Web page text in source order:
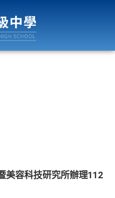
美容科技研究所辦理112